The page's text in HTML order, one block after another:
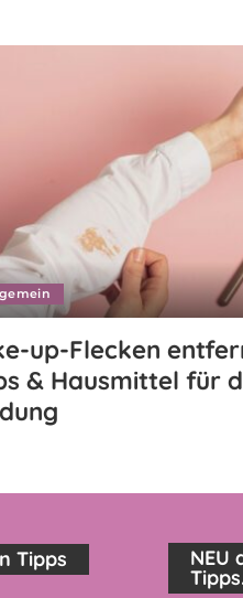
up-Flecken
& Hausmittel für
Tipps NEU